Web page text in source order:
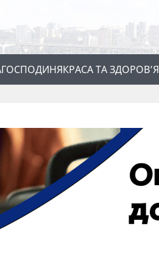
ГОСПОДИНЯКРАСА ТА ЗДОРОВ’Я